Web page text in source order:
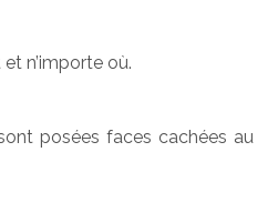
n’importe où.
posées faces cachées au